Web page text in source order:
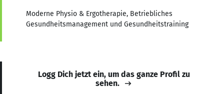
Moderne Physio & Ergotherapie, Betriebliches
Gesundheitsmanagement und Gesundheitstraining
Logg Dich jetzt ein, um das ganze Profil zu
sehen.